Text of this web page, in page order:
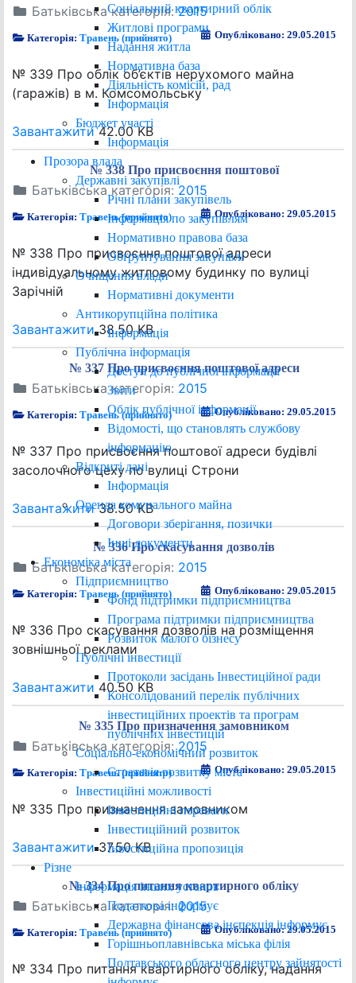
Соціальний квартирний облік
Житлові програми
Надання житла
Нормативна база
Діяльність комісій, рад
Інформація
Бюджет участі
Інформація
Прозора влада
Державні закупівлі
Річні плани закупівель
Інформація по закупівлям
Нормативно правова база
Обґрунтування закупівлі
Очищення влади
Нормативні документи
Антикорупційна політика
Інформація
Публічна інформація
Доступ до публічної інформації
Звіти
Облік публічної інформації
Відомості, що становлять службову
інформацію
Відкриті дані
Інформація
Оренда комунального майна
Договори зберігання, позички
Інші документи
Економіка міста
Підприємництво
Фонд підтримки підприємництва
Програма підтримки підприємництва
Розвиток малого бізнесу
Публічні інвестиції
Протоколи засідань Інвестиційної ради
Консолідований перелік публічних
інвестиційних проектів та програм
публічних інвестицій
Соціально-економічний розвиток
Стратегія розвитку міста
Інвестиційні можливості
Інвестиційні переваги
Інвестиційний розвиток
Інвестиційна пропозиція
Різне
Інформація інших установ
Податкова інформує
Державна фінансова інспекція інформує
Горішньоплавнівська міська філія
Полтавського обласного центру зайнятості
Батьківська категорія:2015
Категорія:Травень (прийнято) Опубліковано: 29.05.2015
№ 339 Про облік об’єктів нерухомого майна
(гаражів) в м. Комсомольську
Завантажити42.00 KB
№ 338 Про присвоєння поштової
Батьківська категорія: 2015
Категорія:Травень (прийнято) Опубліковано: 29.05.2015
№ 338 Про присвоєння поштової адреси
індивідуальному житловому будинку по вулиці
Зарічній
Завантажити38.50 KB
№ 337 Про присвоєння поштової адреси
Батьківська категорія: 2015
Категорія:Травень (прийнято) Опубліковано: 29.05.2015
№ 337 Про присвоєння поштової адреси будівлі
засолочного цеху по вулиці Строни
Завантажити38.50 KB
№ 336 Про скасування дозволів
Батьківська категорія: 2015
Категорія:Травень (прийнято) Опубліковано: 29.05.2015
№ 336 Про скасування дозволів на розміщення
зовнішньої реклами
Завантажити 40.50 KB
№ 335 Про призначення замовником
Батьківська категорія:2015
Категорія:Травень (прийнято) Опубліковано: 29.05.2015
№ 335 Про призначення замовником
Завантажити37.50 KB
№ 334 Про питання квартирного обліку
Батьківська категорія:2015
Категорія:Травень (прийнято) Опубліковано: 29.05.2015
№ 334 Про питання квартирного обліку, надання